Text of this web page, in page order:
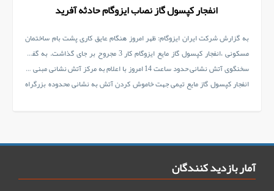
انفجار کپسول گاز نصاب ایزوگام حادثه آفرید
به گزارش شرکت ایران ایزوگام: ظهر امروز هنگام عایق کاری پشت بام ساختمان
مسکونی ،انفجار کپسول گاز مایع ایزوگام کار 3 مجروح بر جای گذاشت. به گفته
سخنگوی آتش نشانی حدود ساعت 14 امروز با اعلام به مرکز آتش نشانی مبنی بر
انفجار کپسول گاز مایع تیمی جهت خاموش کردن آتش به نشانی محدوده بزرگراه
آمار بازدید کنندگان